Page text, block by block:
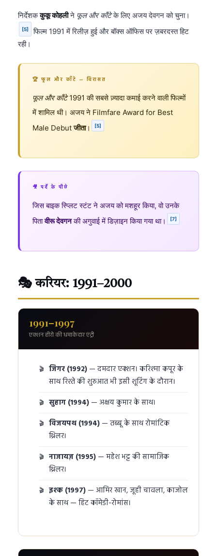
निर्देशककुकू कोहलीने फूल और काँटेके लिए अजय देवगन को चुना।
[5]
फिल्म 1991 में रिलीज़ हुई और बॉक्स ऑफिस पर ज़बरदस्त हिट
रही।
🏆 फूल और काँटे — विरासत
फूल और काँटे1991 की सबसे ज़्यादा कमाई करने वाली फिल्मों
में शामिल थी। अजय ने Filmfare Award for Best
Male Debutजीता। [5]
🎥 पर्दे के पीछे
जिस बाइक स्प्लिट स्टंट ने अजय को मशहूर किया, वो उनके
पितावीरू देवगनकी अगुवाई में डिज़ाइन किया गया था। [7]
🎭 करियर: 1991–2000
1991–1997
एक्शन हीरो की धमाकेदार एंट्री
जिगर (1992) — दमदार एक्शन। करिश्मा कपूर के
साथ रिश्ते की शुरुआत भी इसी शूटिंग के दौरान।
सुहाग (1994) — अक्षय कुमार के साथ।
विजयपथ (1994) — तब्बू के साथ रोमांटिक
थ्रिलर।
नाजायज़ (1995) — महेश भट्ट की सामाजिक
थ्रिलर।
इश्क (1997) — आमिर खान, जूही चावला, काजोल
के साथ — हिट कॉमेडी-रोमांस।